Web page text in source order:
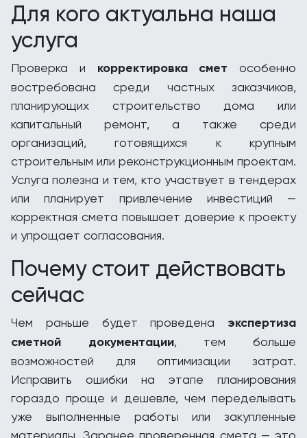
Для кого актуальна наша
услуга
Проверка и корректировка смет особенно
востребована среди частных заказчиков,
планирующих строительство дома или
капитальный ремонт, а также среди
организаций, готовящихся к крупным
строительным или реконструкционным проектам.
Услуга полезна и тем, кто участвует в тендерах
или планирует привлечение инвестиций —
корректная смета повышает доверие к проекту
и упрощает согласования.
Почему стоит действовать
сейчас
Чем раньше будет проведена экспертиза
сметной документации, тем больше
возможностей для оптимизации затрат.
Исправить ошибки на этапе планирования
гораздо проще и дешевле, чем переделывать
уже выполненные работы или закупленные
материалы. Заранее проверенная смета — это